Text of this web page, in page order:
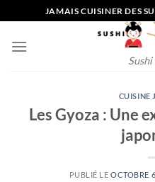
au
contenu
JAMAIS CUISINER DES
CUISINE
Les Gyoza : Une
PUBLIÉ LEOCTOBRE